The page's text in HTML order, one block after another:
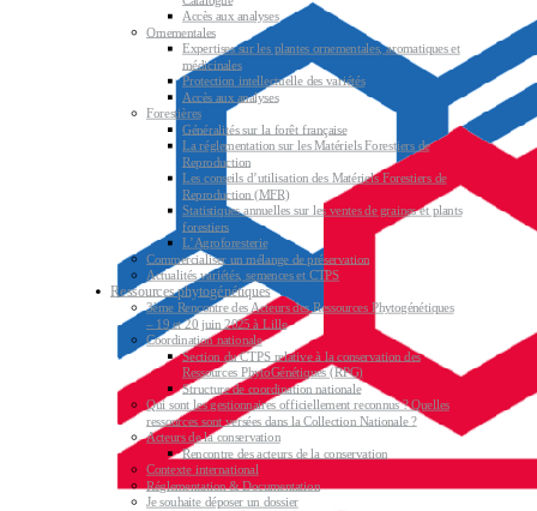
Accès aux analyses
Ornementales
Expertises sur les plantes ornementales, aromatiques et
médicinales
Protection intellectuelle des variétés
Accès aux analyses
Forestières
Généralités sur la forêt française
La réglementation sur les Matériels Forestiers de
Reproduction
Les conseils d’utilisation des Matériels Forestiers de
Reproduction (MFR)
Statistiques annuelles sur les ventes de graines et plants
forestiers
L’Agroforesterie
Commercialiser un mélange de préservation
Actualités variétés, semences et CTPS
Ressources phytogénétiques
3ème Rencontre des Acteurs des Ressources Phytogénétiques
– 19 et 20 juin 2025 à Lille
Coordination nationale
Section du CTPS relative à la conservation des
Ressources PhytoGénétiques (RPG)
Structure de coordination nationale
Qui sont les gestionnaires officiellement reconnus ? Quelles
ressources sont versées dans la Collection Nationale ?
Acteurs de la conservation
Rencontre des acteurs de la conservation
Contexte international
Réglementation & Documentation
Je souhaite déposer un dossier